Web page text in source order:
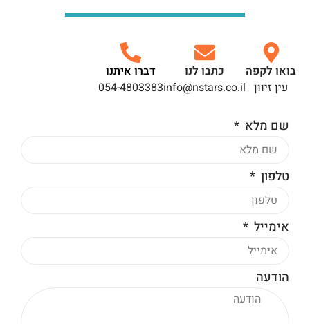
בואו לקפה
עין זיוון
כתבו לנו
info@nstars.co.il
דברו איתנו
054-4803383
שם מלא
טלפון
אימייל
הודעה